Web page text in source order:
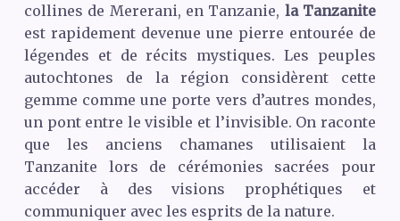
collines de Mererani, en Tanzanie, la Tanzanite
est rapidement devenue une pierre entourée de
légendes et de récits mystiques. Les peuples
autochtones de la région considèrent cette
gemme comme une porte vers d’autres mondes,
un pont entre le visible et l’invisible. On raconte
que les anciens chamanes utilisaient la
Tanzanite lors de cérémonies sacrées pour
accéder à des visions prophétiques et
communiquer avec les esprits de la nature.